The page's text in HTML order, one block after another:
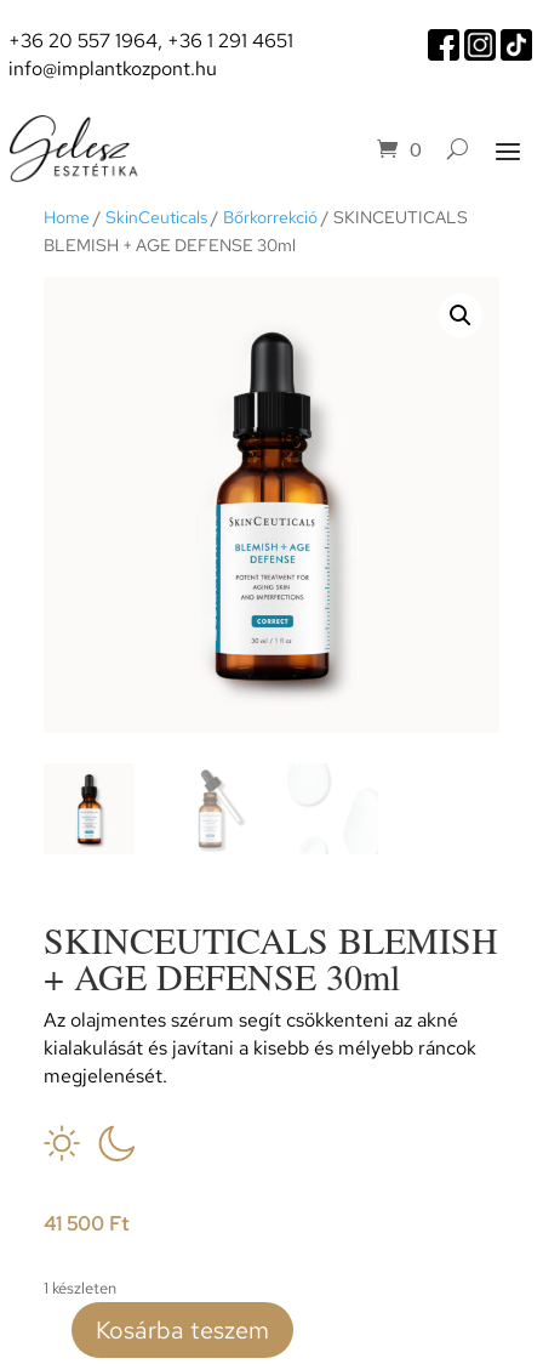
+36 20 557 1964, +36 1 291 4651
info@implantkozpont.hu
0
Home / SkinCeuticals/ Bőrkorrekció/ SKINCEUTICALS
BLEMISH + AGE DEFENSE 30ml
SKINCEUTICALS BLEMISH
+ AGE DEFENSE 30ml
Az olajmentes szérum segít csökkenteni az akné
kialakulását és javítani a kisebb és mélyebb ráncok
megjelenését.
41 500 Ft
1 készleten
SKINCEUTICALS
Kosárba teszem